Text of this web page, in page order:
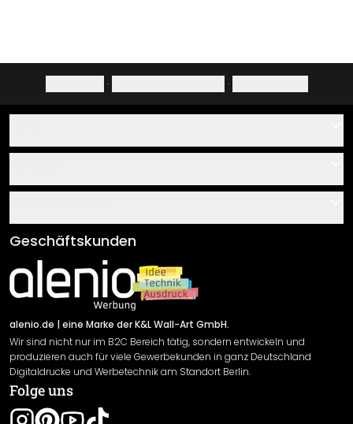
· ·
Über uns
Klebe- und Montageanleitungen
Newsletter An-/Abmeldung
Sendungsverfolgung
AGB
Impressum
Versand & Zahlung
Rücksendung
Widerrufsrecht
Datenschutzerklärung
Gewährleistung
Geschäftskunden
alenio.de | eine Marke der K&L Wall-Art GmbH.
Wir sind nicht nur im B2C Bereich tätig, sondern entwickeln und
produzieren auch für viele Gewerbekunden in ganz Deutschland
Digitaldrucke und Werbetechnik am Standort Berlin.
Folge uns